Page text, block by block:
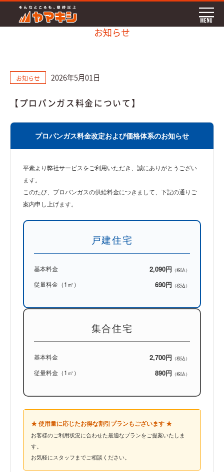
お知らせ
お知らせ 2026年5月01日
【プロパンガス料金について】
プロパンガス料金改定および価格体系のお知らせ
平素より弊社サービスをご利用いただき、誠にありがとうござい
ます。
このたび、プロパンガスの供給料金につきまして、下記の通りご
案内申し上げます。
戸建住宅
基本料金 2,090円 （税込）
従量料金（1㎥） 690円 （税込）
集合住宅
基本料金 2,700円 （税込）
従量料金（1㎥） 890円 （税込）
★ 使用量に応じたお得な割引プランもございます ★
お客様のご利用状況に合わせた最適なプランをご提案いたしま
す。
お気軽にスタッフまでご相談ください。